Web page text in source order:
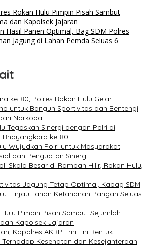
Rokan Hulu Pimpin Pisah Sambut
dan Kapolsek Jajaran
Hasil Panen Optimal, Bag SDM Polres
Jagung di Lahan Pemda Seluas 6
ke-80, Polres Rokan Hulu Gelar
untuk Bangun Sportivitas dan Bentengi
Narkoba
Tegaskan Sinergi dengan Polri di
Bhayangkara ke-80
Wujudkan Polri untuk Masyarakat
dan Penguatan Sinergi
Skala Besar di Rambah Hilir, Rokan Hulu,
Jagung Tetap Optimal, Kabag SDM
Tinjau Lahan Ketahanan Pangan Seluas
Pimpin Pisah Sambut Sejumlah
Kapolsek Jajaran
Kapolres AKBP Emil: Ini Bentuk
Terhadap Kesehatan dan Kesejahteraan